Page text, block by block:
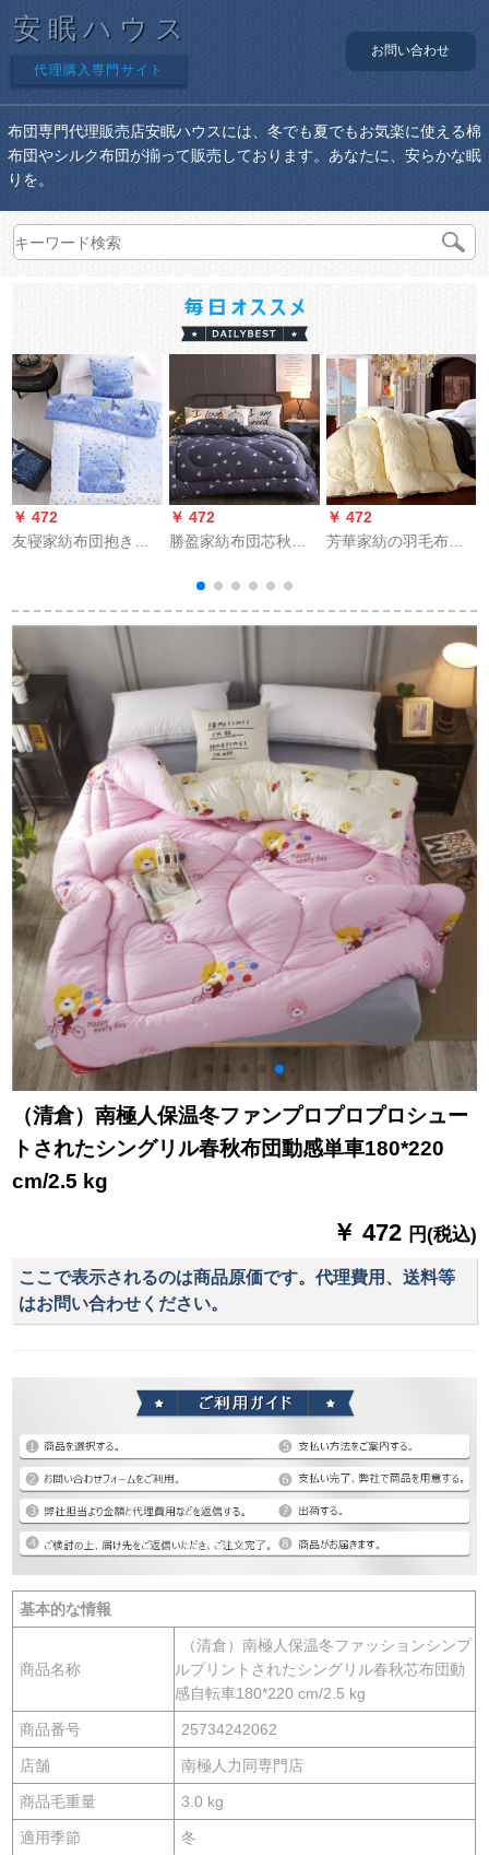
安眠ハウス
代理購入専門サイト
お問い合わせ
布団専門代理販売店安眠ハウスには、冬でも夏でもお気楽に使える棉
布団やシルク布団が揃って販売しております。あなたに、安らかな眠
りを。
￥ 472
友寝家紡布団抱き枕
布団自動車旅行腰枕
と背中もらったソー
プフー
￥ 472
勝盈家紡布団芯秋冬
ダブル冬被愛巣1.5*2
メテルテルテルテル
￥ 472
芳華家紡の羽毛布団
温性の羽毛布団を送
（清倉）南極人保温冬ファンプロプロプロシュー
トされたシングリル春秋布団動感単車180*220
cm/2.5 kg
￥ 472 円(税込)
ここで表示されるのは商品原価です。代理費用、送料等
はお問い合わせください。
基本的な情報
商品名称
（清倉）南極人保温冬ファッションシンプ
ルプリントされたシングリル春秋芯布団動
感自転車180*220 cm/2.5 kg
商品番号 25734242062
店舗 南極人力同専門店
商品毛重量 3.0 kg
適用季節 冬